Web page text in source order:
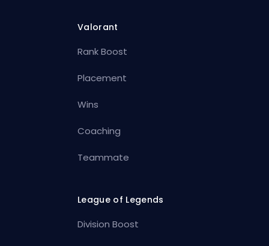
Valorant
Rank Boost
Placement
Wins
Coaching
Teammate
League of Legends
Division Boost